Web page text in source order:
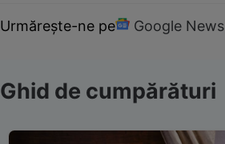
Urmărește-ne pe Google News
Ghid de cumpărături